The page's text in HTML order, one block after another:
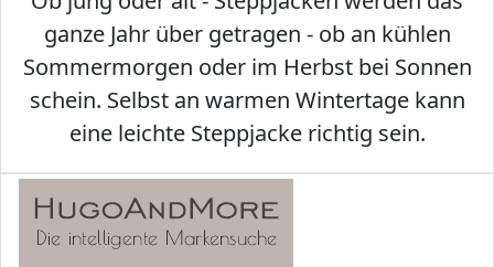
ganze Jahr über getragen - ob an kühlen
Sommermorgen oder im Herbst bei Sonnen
schein. Selbst an warmen Wintertage kann
eine leichte Steppjacke richtig sein.